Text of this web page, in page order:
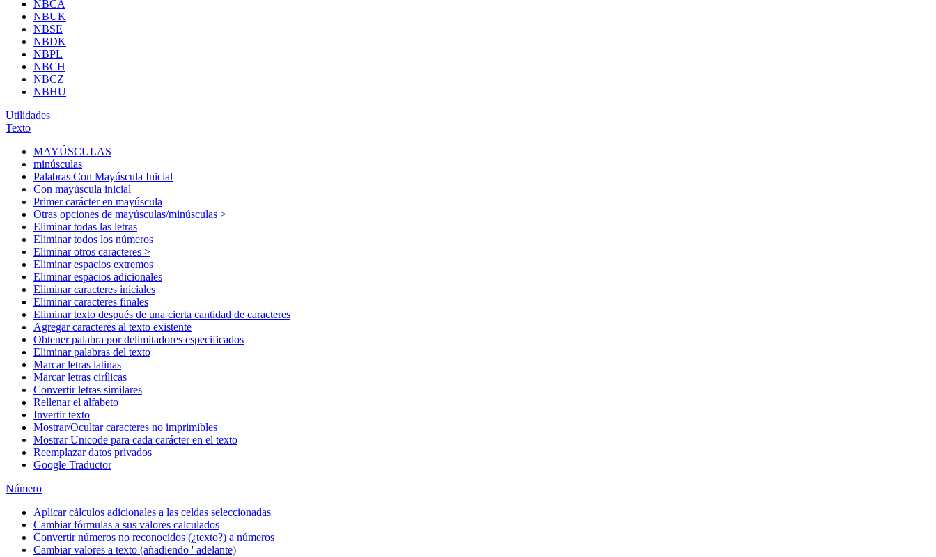
NBCA
NBUK
NBSE
NBDK
NBPL
NBCH
NBCZ
NBHU
Utilidades
Texto
MAYÚSCULAS
minúsculas
Palabras Con Mayúscula Inicial
Con mayúscula inicial
Primer carácter en mayúscula
Otras opciones de mayúsculas/minúsculas >
Eliminar todas las letras
Eliminar todos los números
Eliminar otros caracteres >
Eliminar espacios extremos
Eliminar espacios adicionales
Eliminar caracteres iniciales
Eliminar caracteres finales
Eliminar texto después de una cierta cantidad de caracteres
Agregar caracteres al texto existente
Obtener palabra por delimitadores especificados
Eliminar palabras del texto
Marcar letras latinas
Marcar letras cirílicas
Convertir letras similares
Rellenar el alfabeto
Invertir texto
Mostrar/Ocultar caracteres no imprimibles
Mostrar Unicode para cada carácter en el texto
Reemplazar datos privados
Google Traductor
Número
Aplicar cálculos adicionales a las celdas seleccionadas
Cambiar fórmulas a sus valores calculados
Convertir números no reconocidos (¿texto?) a números
Cambiar valores a texto (añadiendo ' adelante)